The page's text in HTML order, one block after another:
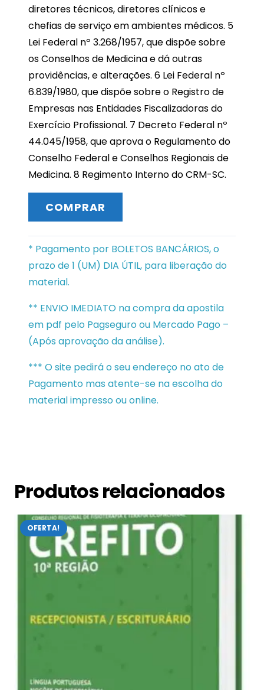
diretores técnicos, diretores clínicos e
chefias de serviço em ambientes médicos. 5
Lei Federal nº 3.268/1957, que dispõe sobre
os Conselhos de Medicina e dá outras
providências, e alterações. 6 Lei Federal nº
6.839/1980, que dispõe sobre o Registro de
Empresas nas Entidades Fiscalizadoras do
Exercício Profissional. 7 Decreto Federal nº
44.045/1958, que aprova o Regulamento do
Conselho Federal e Conselhos Regionais de
Medicina. 8 Regimento Interno do CRM-SC.
COMPRAR
* Pagamento por BOLETOS BANCÁRIOS, o
prazo de 1 (UM) DIA ÚTIL, para liberação do
material.
** ENVIO IMEDIATO na compra da apostila
em pdf pelo Pagseguro ou Mercado Pago –
(Após aprovação da análise).
*** O site pedirá o seu endereço no ato de
Pagamento mas atente-se na escolha do
material impresso ou online.
Produtos relacionados
OFERTA!